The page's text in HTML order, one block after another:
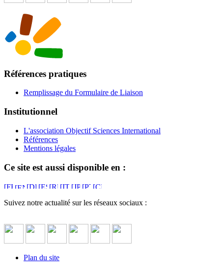
Références pratiques
Remplissage du Formulaire de Liaison
Institutionnel
L'association Objectif Sciences International
Références
Mentions légales
Ce site est aussi disponible en :
Suivez notre actualité sur les réseaux sociaux :
Plan du site